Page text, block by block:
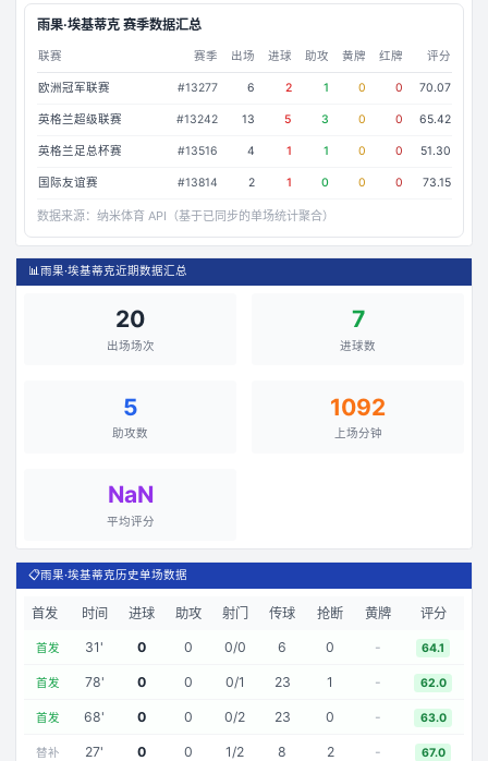
雨果·埃基蒂克赛季数据汇总
联赛 赛季 出场 进球 助攻 黄牌 红牌 评分
欧洲冠军联赛 #13277 6 2 1 0 0 70.07
英格兰超级联赛 #13242 13 5 3 0 0 65.42
英格兰足总杯赛 #13516 4 1 1 0 0 51.30
国际友谊赛 #13814 2 1 0 0 0 73.15
数据来源： 纳米体育 API（基于已同步的单场统计聚合）
📊雨果·埃基蒂克近期数据汇总
20
出场场次
7
进球数
5
助攻数
1092
上场分钟
NaN
平均评分
📋雨果·埃基蒂克历史单场数据
首发 时间 进球 助攻 射门 传球 抢断 黄牌 评分
首发 31' 0 0 0/0 6 0 - 64.1
首发 78' 0 0 0/1 23 1 - 62.0
首发 68' 0 0 0/2 23 0 - 63.0
替补 27' 0 0 1/2 8 2 - 67.0